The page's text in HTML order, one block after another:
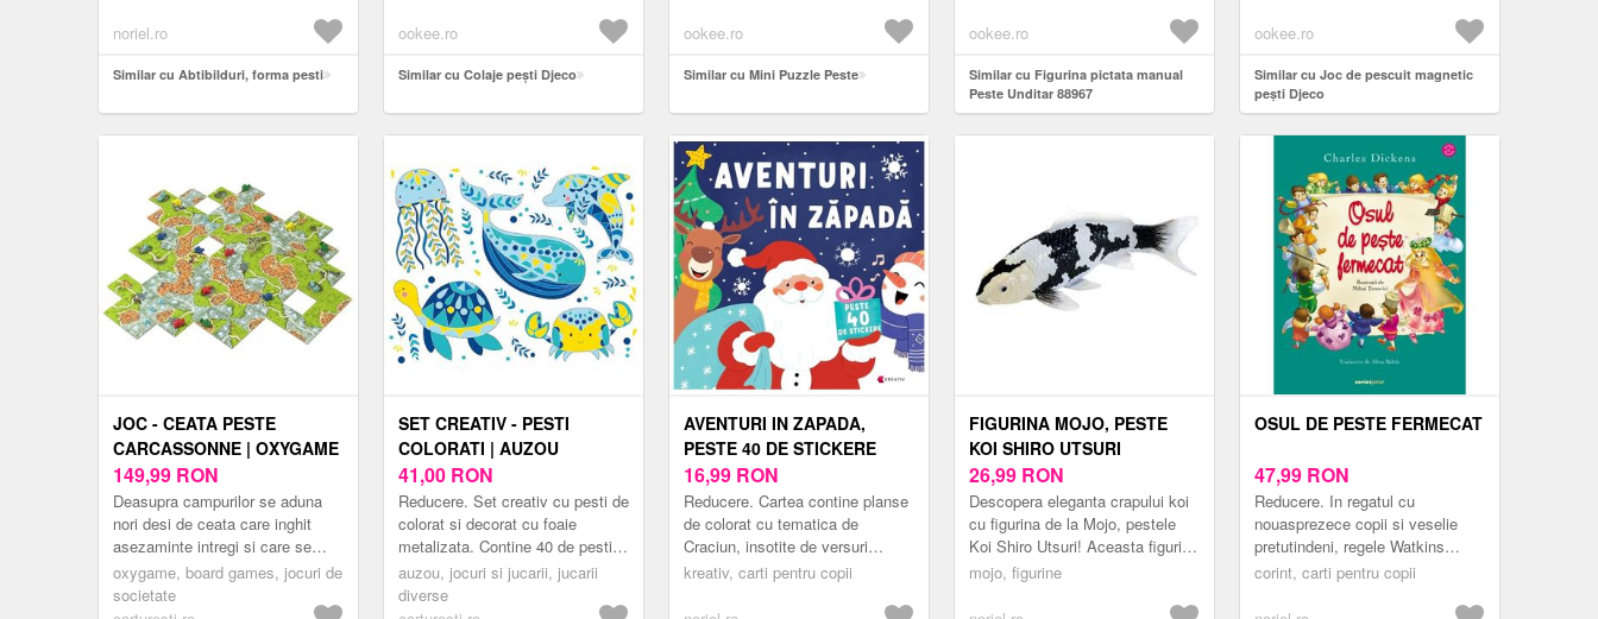
noriel.ro
Similar cu Abtibilduri, forma pesti
vop...
ookee.ro
Similar cu Colaje pești Djeco
cm.Jocul ajuta...
ookee.ro
Similar cu Mini Puzzle Peste
copii cu acurat...
ookee.ro
Similar cu Figurina pictata manual
Peste Unditar 88967
ookee.ro
Similar cu Joc de pescuit magnetic
peşti Djeco
JOC - CEATA PESTE
CARCASSONNE | OXYGAME
149,99 RON
Deasupra campurilor se aduna
nori desi de ceata care inghit
asezaminte intregi si care se
intind pana la zidurile de aparare
ale orasului. Tremura ...
oxygame, board games, jocuri de
societate
SET CREATIV - PESTI
COLORATI | AUZOU
41,00 RON
Reducere. Set creativ cu pesti de
colorat si decorat cu foaie
metalizata. Contine 40 de pesti,
5 foi metalizate si ustensila.
auzou, jocuri si jucarii, jucarii
diverse
AVENTURI IN ZAPADA,
PESTE 40 DE STICKERE
16,99 RON
Reducere. Cartea contine planse
de colorat cu tematica de
Craciun, insotite de versuri
jucause, dar si de peste 40 de
coperta: ...
kreativ, carti pentru copii
FIGURINA MOJO, PESTE
KOI SHIRO UTSURI
26,99 RON
Descopera eleganta crapului koi
cu figurina de la Mojo, pestele
Koi Shiro Utsuri! Aceasta figurina
de calitate reda fidel coloritul
mojo, figurine
OSUL DE PESTE FERMECAT
47,99 RON
Reducere. In regatul cu
nouasprezece copii si veselie
pretutindeni, regele Watkins
intalneste o zana fermecata la
drumul lui, ...
corint, carti pentru copii